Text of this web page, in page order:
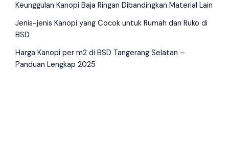
Keunggulan Kanopi Baja Ringan Dibandingkan Material Lain
Jenis-jenis Kanopi yang Cocok untuk Rumah dan Ruko di
BSD
Harga Kanopi per m2 di BSD Tangerang Selatan –
Panduan Lengkap 2025